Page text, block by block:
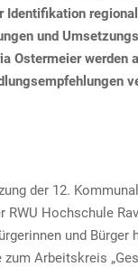
Identifikation
und
Ostermeier
der 12.
RWU Hochschule
und
Arbeitskreis